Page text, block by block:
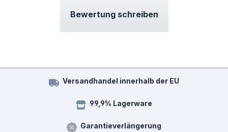
Bewertung schreiben
Versandhandel innerhalb der EU
99,9% Lagerware
Garantieverlängerung